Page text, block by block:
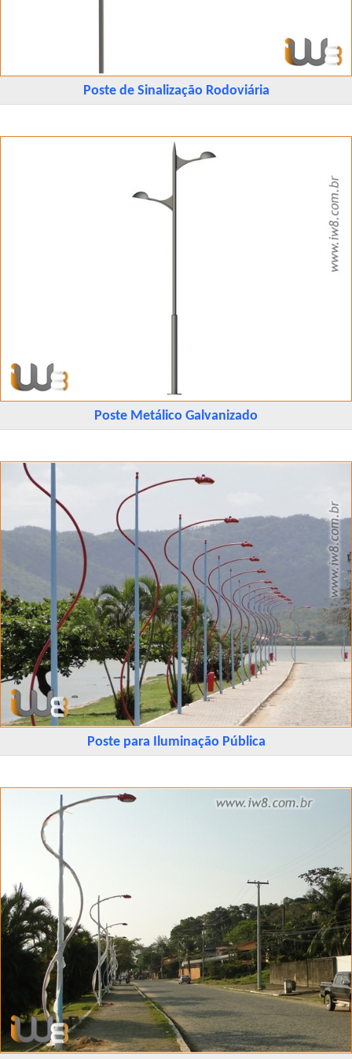
Poste de Sinalização Rodoviária
Poste Metálico Galvanizado
Poste para Iluminação Pública